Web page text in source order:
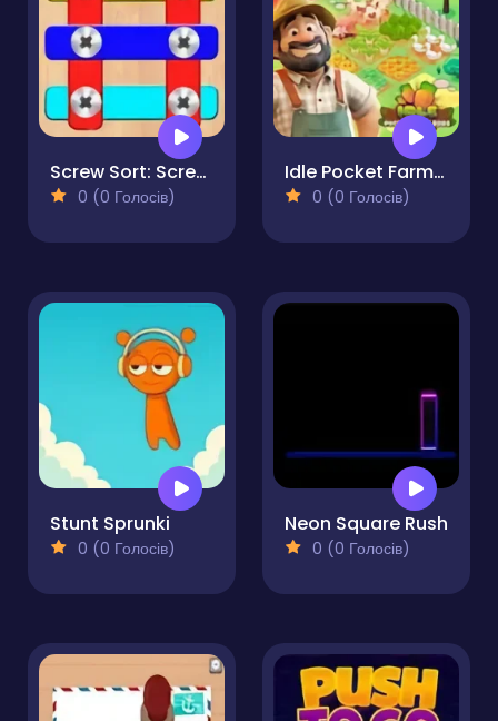
Screw Sort: Screw Pin Puzzle
0 (0 Голосів)
Idle Pocket Farm Boss
0 (0 Голосів)
Stunt Sprunki
0 (0 Голосів)
Neon Square Rush
0 (0 Голосів)